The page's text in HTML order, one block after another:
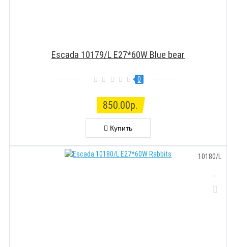
Escada 10179/L E27*60W Blue bear
0
850.00р.
Купить
10180/L